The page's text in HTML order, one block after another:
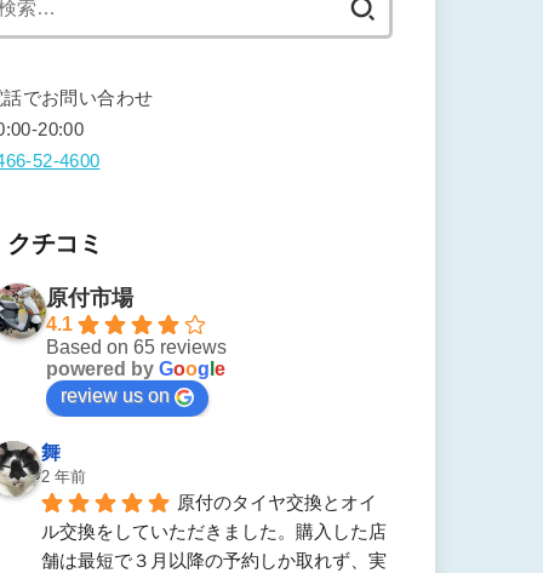
話でお問い合わせ
20:00
52-4600
クチコミ
原付市場
4.1
Based on 65 reviews
powered by Goog e
review us on
舞
2 年前
原付のタイヤ交換とオイ
ル交換をしていただきました。購入した店
舗は最短で３月以降の予約しか取れず、実